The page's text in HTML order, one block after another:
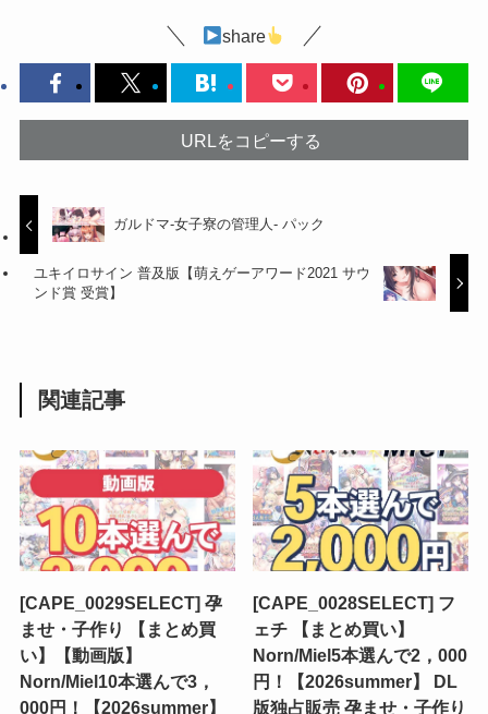
share
URLをコピーする
ガルドマ-女子寮の管理人- パック
ユキイロサイン 普及版【萌えゲーアワード2021 サウ
ンド賞 受賞】
関連記事
[CAPE_0029SELECT] 孕
ませ・子作り 【まとめ買
い】【動画版】
Norn/Miel10本選んで3，
000円！【2026summer】
[CAPE_0028SELECT] フ
ェチ 【まとめ買い】
Norn/Miel5本選んで2，000
円！【2026summer】 DL
版独占販売 孕ませ・子作り